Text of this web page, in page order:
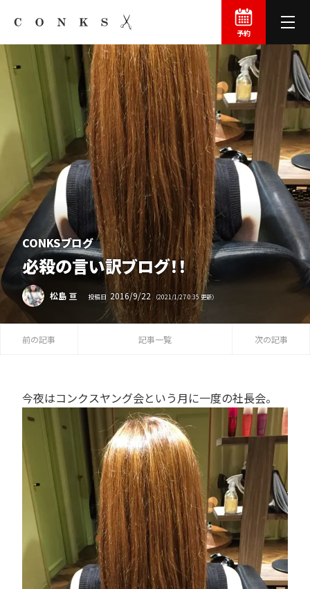
予約
CONKSブログ
必殺の言い訳ブログ！！
松島 亘 投稿日 2016/9/22 （2021 /1 /270:35更新）
前の記事 記事一覧 次の記事
今夜はコンクスヤング会という月に一度の社長会。